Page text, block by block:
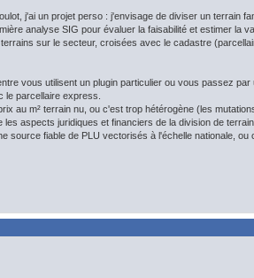
j'ai un projet perso : j'envisage de diviser un terrain
analyse SIG pour évaluer la faisabilité et estimer la
sur le secteur, croisées avec le cadastre
vous utilisent un plugin particulier ou vous passez
parcellaire express.
au m² terrain nu, ou c'est trop hétérogène (les
aspects juridiques et financiers de la division de
source fiable de PLU vectorisés à l'échelle nationale,